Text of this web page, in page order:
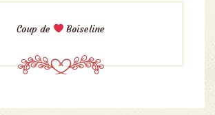
Coup de Boiseline